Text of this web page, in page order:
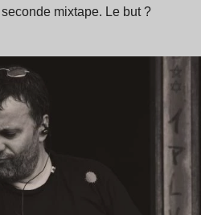
mixtape. Le but ?